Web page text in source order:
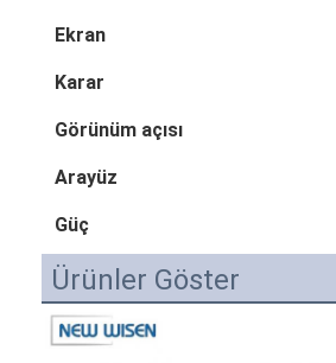
Ekran
Karar
Görünüm açısı
Arayüz
Güç
Ürünler Göster